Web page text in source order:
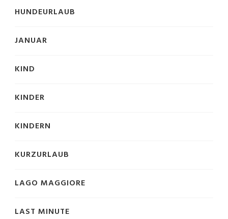
HUNDEURLAUB
JANUAR
KIND
KINDER
KINDERN
KURZURLAUB
LAGO MAGGIORE
LAST MINUTE